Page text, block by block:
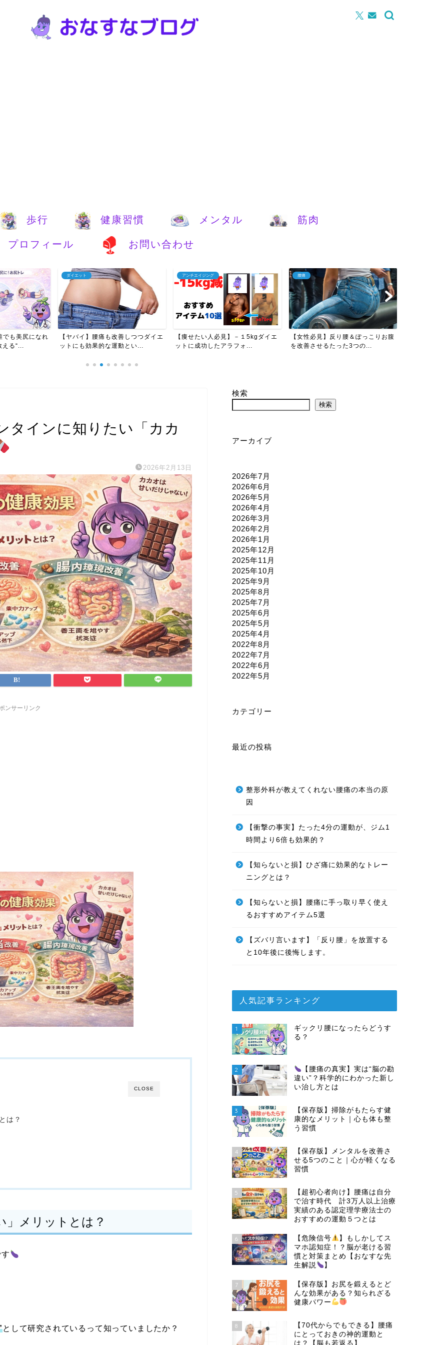
歩行 健康習慣 メンタル
筋肉
プロフィール
お問い合わせ
でも美尻になれ
える“...
ダイエット
【ヤバイ】腰痛も改善しつつダイエ
ットにも効果的な運動とい...
アンチエイジング
【痩せたい人必見】－１5kgダイエ
ットに成功したアラフォ...
腰痛
【女性必見】反り腰＆ぽっこりお腹
を改善させるたった3つの...
タインに知りたい「カカ
2026年2月13日
ンサーリンク
CLOSE
は？
」メリットとは？
として研究されているって知っていましたか？
検索
検索
アーカイブ
2026年7月
2026年6月
2026年5月
2026年4月
2026年3月
2026年2月
2026年1月
2025年12月
2025年11月
2025年10月
2025年9月
2025年8月
2025年7月
2025年6月
2025年5月
2025年4月
2022年8月
2022年7月
2022年6月
2022年5月
カテゴリー
最近の投稿
整形外科が教えてくれない腰痛の本当の原
因
【衝撃の事実】たった4分の運動が、ジム1
時間より6倍も効果的？
【知らないと損】ひざ痛に効果的なトレー
ニングとは？
【知らないと損】腰痛に手っ取り早く使え
るおすすめアイテム5選
【ズバリ言います】「反り腰」を放置する
と10年後に後悔します。
人気記事ランキング
1
ギックリ腰になったらどうす
る？
2
【腰痛の真実】実は“脳の勘
違い”？科学的にわかった新し
い治し方とは
3
【保存版】掃除がもたらす健
康的なメリット｜心も体も整
う習慣
4
【保存版】メンタルを改善さ
せる5つのこと｜心が軽くなる
習慣
5
【超初心者向け】腰痛は自分
で治す時代 計3万人以上治療
実績のある認定理学療法士の
おすすめの運動５つとは
6 【危険信号
】もしかしてス
マホ認知症！？脳が老ける習
慣と対策まとめ【おなすな先
生解説
】
7
【保存版】お尻を鍛えるとど
んな効果がある？知られざる
健康パワー
8
【70代からでもできる】腰痛
にとっておきの神的運動と
は？【脳も若返る】